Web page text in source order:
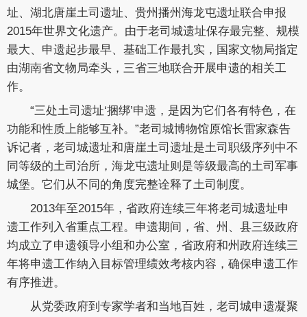
址、湖北唐崖土司遗址、贵州播州海龙屯遗址联合申报
2015年世界文化遗产。由于老司城遗址保存最完整、规模
最大、申遗起步最早、基础工作最扎实，国家文物局指定
由湖南省文物局牵头，三省三地联合开展申遗的相关工
作。
“三处土司遗址‘捆绑’申遗，是因为它们各有特色，在
功能和性质上能够互补。”老司城博物馆原馆长雷家森告
诉记者，老司城遗址和唐崖土司遗址是土司职级序列中不
同等级的土司治所，海龙屯遗址则是等级最高的土司军事
城堡。它们从不同的角度完整诠释了土司制度。
2013年至2015年，省政府连续三年将老司城遗址申
遗工作列入省重点工程。申遗期间，省、州、县三级政府
均成立了申遗领导小组和办公室，省政府和州政府连续三
年将申遗工作纳入目标管理绩效考核内容，确保申遗工作
有序推进。
从党委政府到专家学者和当地百姓，老司城申遗凝聚